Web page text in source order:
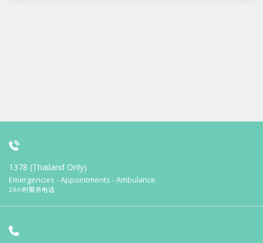
1378 (Thailand Only)
Emergencies - Appointments - Ambulance
24小时服务电话